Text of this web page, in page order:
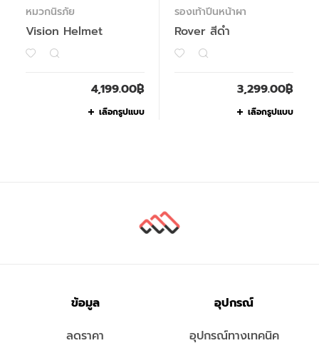
หมวกนิรภัย
Vision Helmet
4,199.00฿
เลือกรูปแบบ
รองเท้าปีนหน้าผา
Rover สีดำ
3,299.00฿
เลือกรูปแบบ
ข้อมูล
ลดราคา
อุปกรณ์
อุปกรณ์ทางเทคนิค